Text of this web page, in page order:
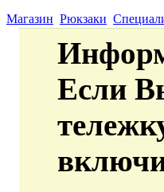
Магазин Рюкзаки
Если